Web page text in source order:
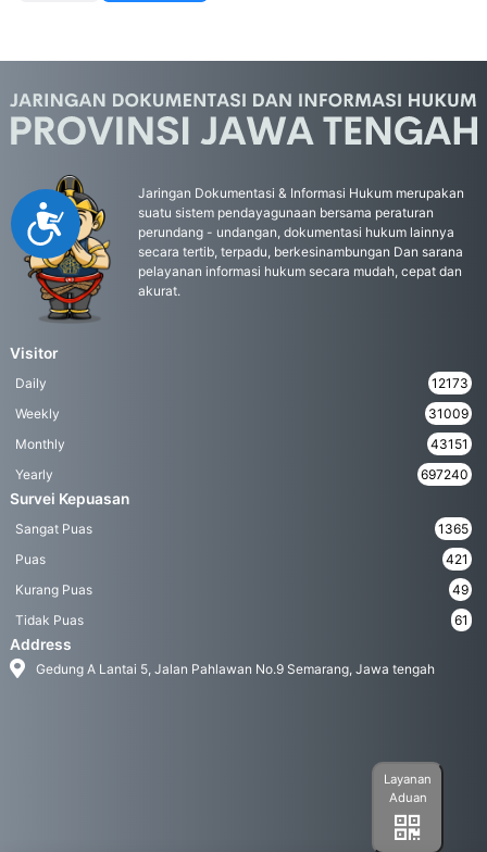
Accessibility
Jaringan Dokumentasi & Informasi Hukum merupakan
suatu sistem pendayagunaan bersama peraturan
perundang - undangan, dokumentasi hukum lainnya
secara tertib, terpadu, berkesinambungan Dan sarana
pelayanan informasi hukum secara mudah, cepat dan
akurat.
Visitor
Daily
12173
Weekly
31009
Monthly
43151
Yearly
697240
Survei Kepuasan
Sangat Puas
1365
Puas
421
Kurang Puas
49
Tidak Puas
61
Address
Gedung A Lantai 5, Jalan Pahlawan No.9 Semarang, Jawa tengah
Layanan
Aduan